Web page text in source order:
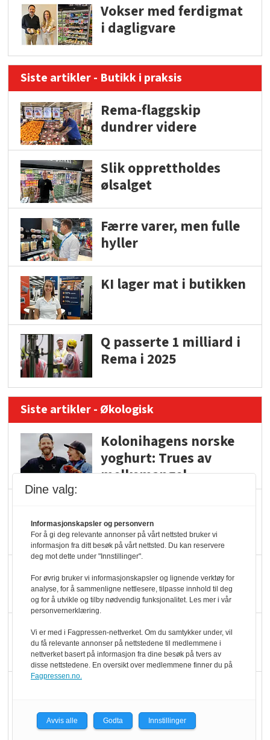
Vokser med ferdigmat
i dagligvare
Siste artikler - Butikk i praksis
Rema-flaggskip
dundrer videre
Slik opprettholdes
ølsalget
Færre varer, men fulle
hyller
KI lager mat i butikken
Q passerte 1 milliard i
Rema i 2025
Siste artikler - Økologisk
Kolonihagens norske
yoghurt: Trues av
melkemangel
Økologisk Norge sin
hederspris
Blir enklere å velge
økologisk i butikkhylla
Kolonihagen sliter
med å få tak i nok melk
det?
Dine valg:
Informasjonskapsler og personvern
For å gi deg relevante annonser på vårt nettsted bruker vi
informasjon fra ditt besøk på vårt nettsted. Du kan reservere
deg mot dette under "Innstillinger".
For øvrig bruker vi informasjonskapsler og lignende verktøy for
analyse, for å sammenligne nettlesere, tilpasse innhold til deg
og for å utvikle og tilby nødvendig funksjonalitet. Les mer i vår
personvernerklæring.
Vi er med i Fagpressen-nettverket. Om du samtykker under, vil
du få relevante annonser på nettstedene til medlemmene i
nettverket basert på informasjon fra dine besøk på tvers av
disse nettstedene. En oversikt over medlemmene finner du på
Fagpressen.no.
Avvis alle Godta Innstillinger